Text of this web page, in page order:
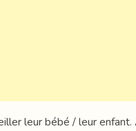
leur bébé / leur